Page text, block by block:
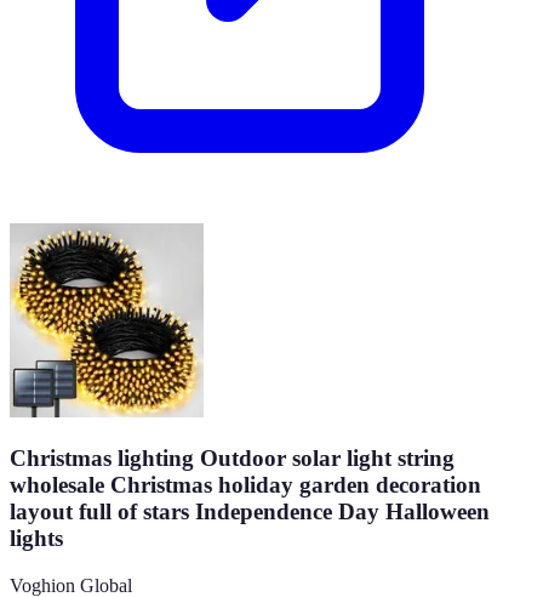
Christmas lighting Outdoor solar light string
wholesale Christmas holiday garden decoration
layout full of stars Independence Day Halloween
lights
Voghion Global